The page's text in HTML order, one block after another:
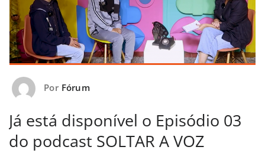
Por Fórum
Já está disponível o Episódio 03
do podcast SOLTAR A VOZ